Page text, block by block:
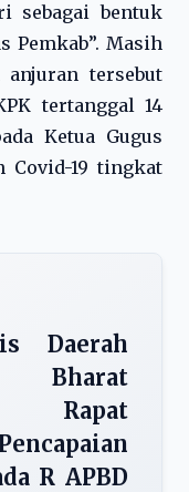
sebagai bentuk
Pemkab”. Masih
anjuran tersebut
tertanggal 14
Ketua Gugus
Covid-19 tingkat
Daerah
Rapat
R APBD